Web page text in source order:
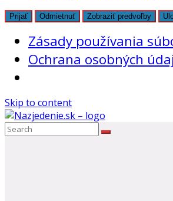
Prijať Odmietnuť Zobraziť predvoľby
Zásady používania
Ochrana osobných
Skip to content